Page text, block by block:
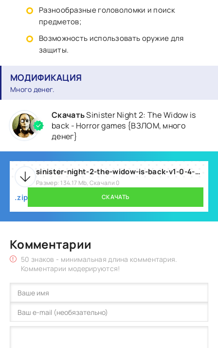
Разнообразные головоломки и поиск
предметов;
Возможность использовать оружие для
защиты.
МОДИФИКАЦИЯ
Много денег.
СкачатьSinister Night 2: The Widow is
back - Horror games {ВЗЛОМ, много
денег}
sinister-night-2-the-widow-is-back-v1-0-4-2-mod.zip
Размер: 134.17 Mb, Скачали 0
.zip СКАЧАТЬ
Комментарии
50 знаков - минимальная длина комментария.
Комментарии модерируются!